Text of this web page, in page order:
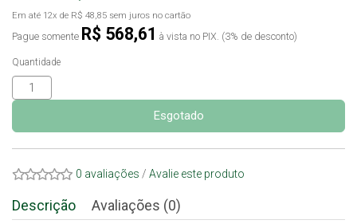
Em até 12x de R$ 48,85 sem juros no cartão
Pague somente R$ 568,61 à vista no PIX. (3% de desconto)
Quantidade
Esgotado
0 avaliações / Avalie este produto
Descrição Avaliações (0)